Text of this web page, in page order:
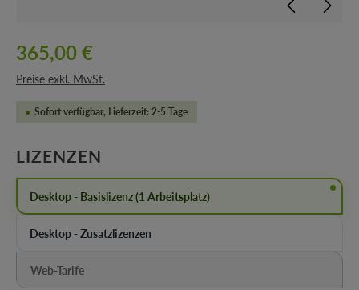
365,00 €
Preise exkl. MwSt.
Sofort verfügbar, Lieferzeit: 2-5 Tage
LIZENZEN
Desktop - Basislizenz (1 Arbeitsplatz)
Desktop - Zusatzlizenzen
Web-Tarife
(Diese Option ist zurzeit nicht verfügbar.)